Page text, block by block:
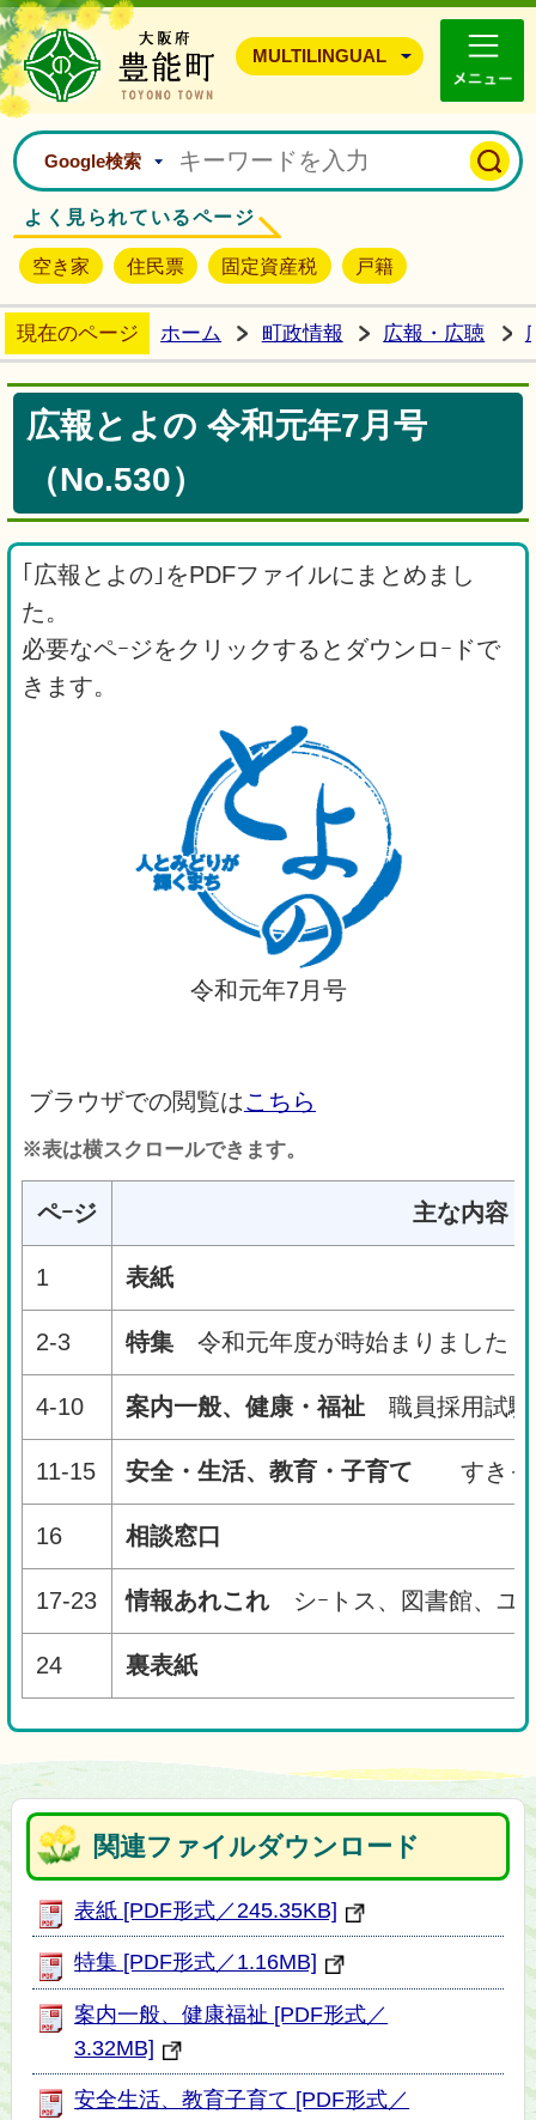
豊能町ホームページ
MULTILINGUAL
Google検索
よく見られているページ
空き家 住民票 固定資産税 戸籍
現在のページ ホーム 町政情報 広報・広聴
広報とよの 令和元年7月号
（No.530）
｢広報とよの｣をPDFファイルにまとめまし
た。
必要なペｰジをクリックするとダウンロｰドで
きます。
令和元年7月号
ブラウザでの閲覧はこちら
※表は横スクロールできます。
ペｰジ 主な内容
1 表紙
2-3 特集令和元年度が時始まりまし
4-10 案内一般、健康・福祉職員採用試
11-15 安全・生活、教育・子育て すきっ
16 相談窓口
17-23 情報あれこれ シｰトス、図書館、ユ
24 裏表紙
関連ファイルダウンロード
表紙 [PDF形式／245.35KB]
特集 [PDF形式／1.16MB]
案内一般、健康福祉 [PDF形式／
3.32MB]
安全生活、教育子育て [PDF形式／